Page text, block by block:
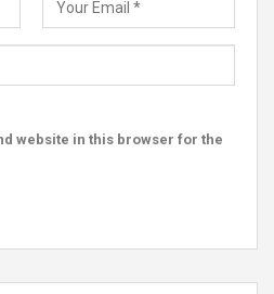
website in this browser for the